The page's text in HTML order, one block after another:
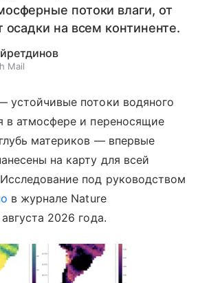
потоки влаги, от
осадки на всем континенте.
Mail
устойчивые потоки водяного
в атмосфере и переносящие
материков — впервые
на карту для всей
под руководством
в журнале Nature
2026 года.